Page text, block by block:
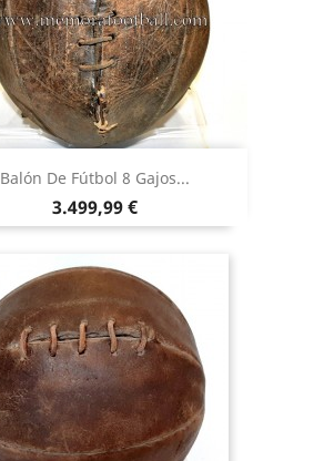
Balón De Fútbol 8 Gajos...
Precio
3.499,99 €